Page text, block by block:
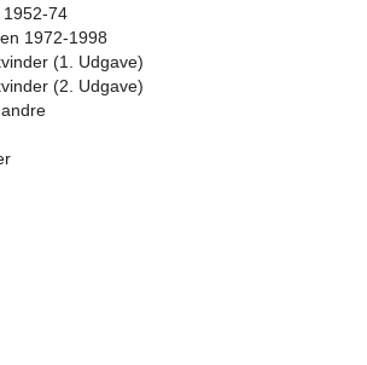
74
1972-1998
(1. Udgave)
(2. Udgave)